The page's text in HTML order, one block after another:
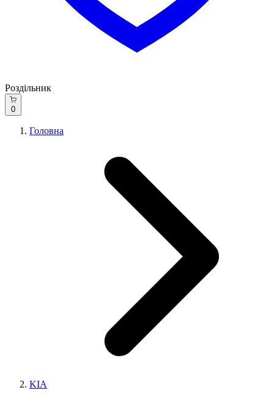
Роздільник
0
Головна
KIA